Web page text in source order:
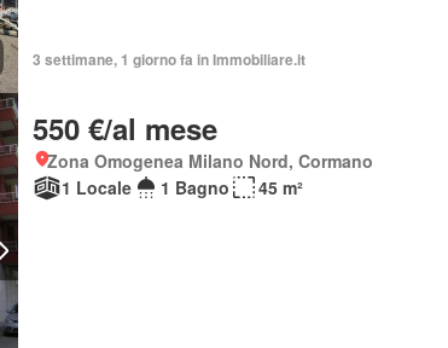
3 settimane, 1 giorno fa in Immobiliare.it
550 €/al mese
Zona Omogenea Milano Nord, Cormano
1 Locale
1 Bagno 45 m²